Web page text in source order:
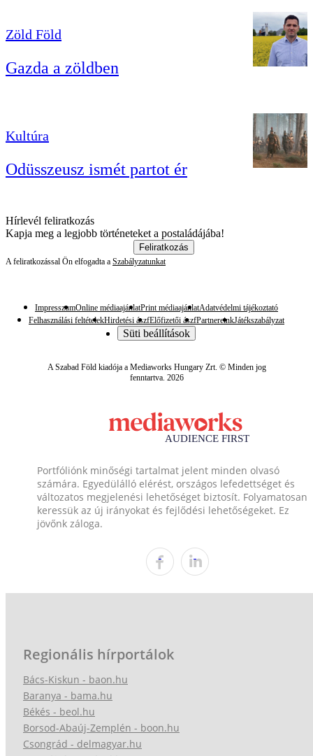
Zöld Föld
Gazda a zöldben
Kultúra
Odüsszeusz ismét partot ér
Hírlevél feliratkozás
Kapja meg a legjobb történeteket a postaládájába!
Feliratkozás
A feliratkozással Ön elfogadta a Szabályzatunkat
ImpresszumOnline médiaajánlatPrint médiaajánlatAdatvédelmi tájékoztató
Felhasználási feltételekHirdetési ászfElőfizetői ászfPartnereinkJátékszabályzat
Süti beállítások
A Szabad Föld kiadója a Mediaworks Hungary Zrt. © Minden jog
fenntartva. 2026
Portfóliónk minőségi tartalmat jelent minden olvasó
számára. Egyedülálló elérést, országos lefedettséget és
változatos megjelenési lehetőséget biztosít. Folyamatosan
keressük az új irányokat és fejlődési lehetőségeket. Ez
jövőnk záloga.
Regionális hírportálok
Bács-Kiskun - baon.hu
Baranya - bama.hu
Békés - beol.hu
Borsod-Abaúj-Zemplén - boon.hu
Csongrád - delmagyar.hu